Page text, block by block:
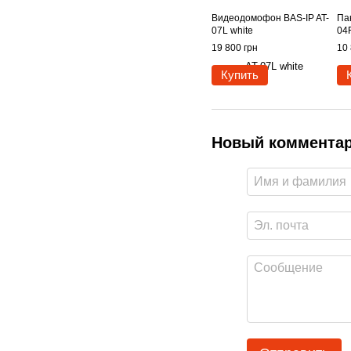
Видеодомофон BAS-IP AT-
07L white
19 800 грн
Купить
10
Новый